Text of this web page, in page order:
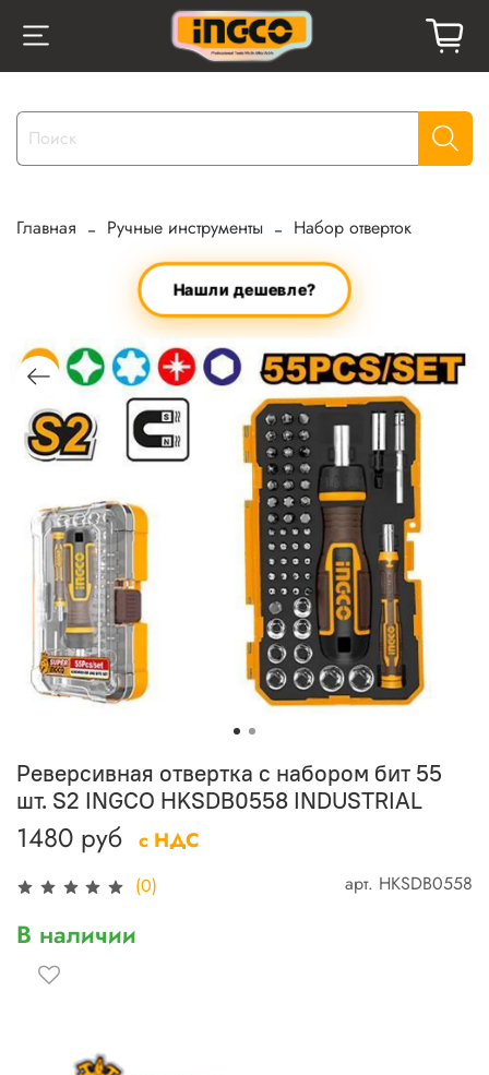
Главная Ручные инструменты Набор отверток
Нашли дешевле?
(0) арт. HKSDB0558
Реверсивная отвертка с набором бит 55
шт. S2 INGCO HKSDB0558 INDUSTRIAL
1480 руб с НДС
В наличии